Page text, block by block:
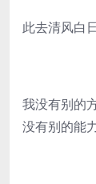
此去清风白
我没有别的
没有别的能